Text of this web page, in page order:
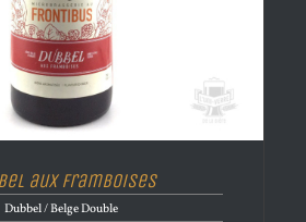
aux Framboises
Dubbel / Belge Double